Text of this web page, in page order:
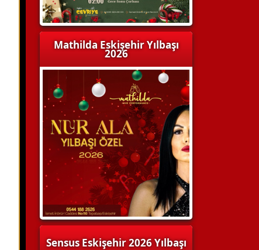
Mathilda Eskişehir Yılbaşı
2026
Sensus Eskişehir 2026 Yılbaşı